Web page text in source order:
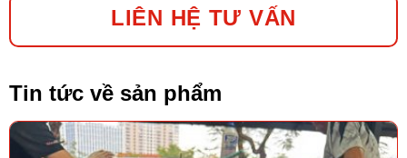
LIÊN HỆ TƯ VẤN
Tin tức về sản phẩm